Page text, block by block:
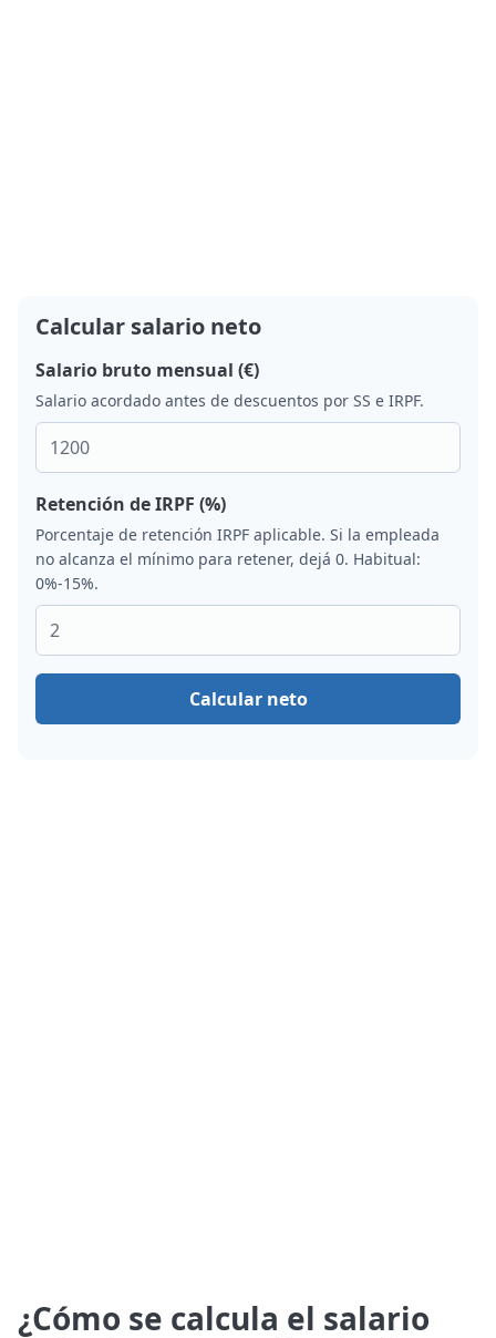
Calcular salario neto
Salario bruto mensual (€)
Salario acordado antes de descuentos por SS e IRPF.
Retención de IRPF (%)
Porcentaje de retención IRPF aplicable. Si la empleada
no alcanza el mínimo para retener, dejá 0. Habitual:
0%-15%.
Calcular neto
¿Cómo se calcula el salario